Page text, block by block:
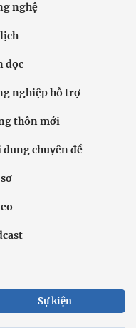
nghệ
đọc
nghiệp hỗ trợ
thôn mới
dung chuyên đề
Sự kiện